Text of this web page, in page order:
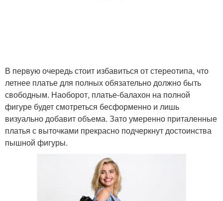
В первую очередь стоит избавиться от стереотипа, что
летнее платье для полных обязательно должно быть
свободным. Наоборот, платье-балахон на полной
фигуре будет смотреться бесформенно и лишь
визуально добавит объема. Зато умеренно приталенные
платья с выточками прекрасно подчеркнут достоинства
пышной фигуры.